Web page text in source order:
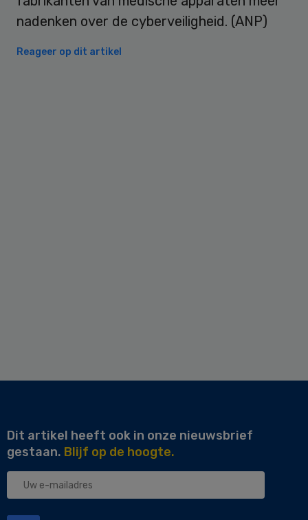
nadenken over de cyberveiligheid. (ANP)
Reageer op dit artikel
Dit artikel heeft ook in onze nieuwsbrief
gestaan. Blijf op de hoogte.
Uw